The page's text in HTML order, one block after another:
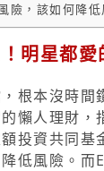
險，該如何降低
明星都愛
根本沒時
懶人理財
投資共同基
低風險。